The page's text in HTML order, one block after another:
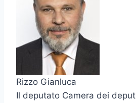
Rizzo Gianluca
Il deputato Camera dei